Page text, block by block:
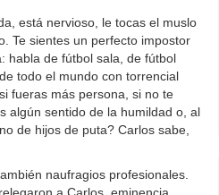
está nervioso, le tocas el muslo
Te sientes un perfecto impostor
habla de fútbol sala, de fútbol
todo el mundo con torrencial
fueras más persona, si no te
algún sentido de la humildad o, al
de hijos de puta? Carlos sabe,
naufragios profesionales.